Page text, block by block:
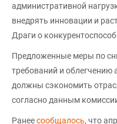
административной
внедрять инновации и
Драги о
Предложенные меры по
требований и облегчению
должны сэкономить
согласно данным
Ранеесообщалось, что